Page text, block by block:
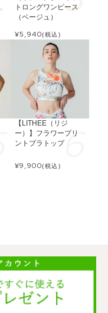
トロングワンピース
（ベージュ）
¥5,940(税込)
【LITHEE（リジ
ー）】フラワープリ
ントブラトップ
¥9,900(税込)